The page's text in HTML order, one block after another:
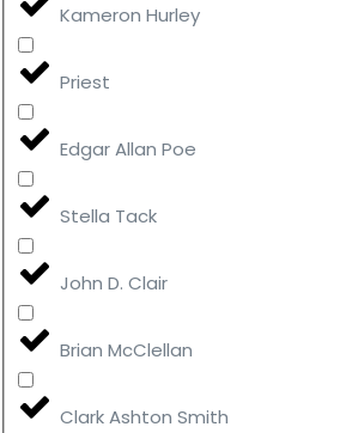
Kameron Hurley
Priest
Edgar Allan Poe
Stella Tack
John D. Clair
Brian McClellan
Clark Ashton Smith